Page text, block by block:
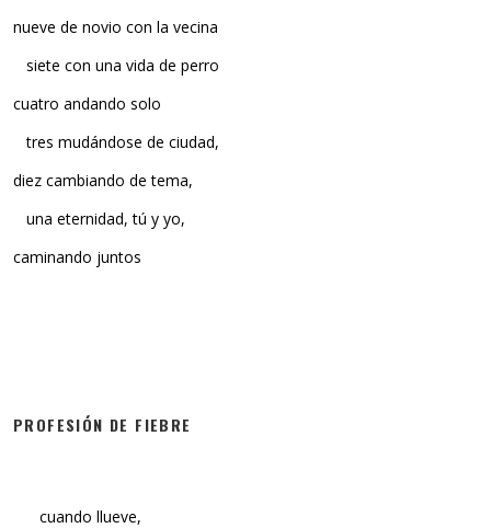
nueve de novio con la vecina
siete con una vida de perro
cuatro andando solo
tres mudándose de ciudad,
diez cambiando de tema,
una eternidad, tú y yo,
caminando juntos
PROFESIÓN DE FIEBRE
cuando llueve,